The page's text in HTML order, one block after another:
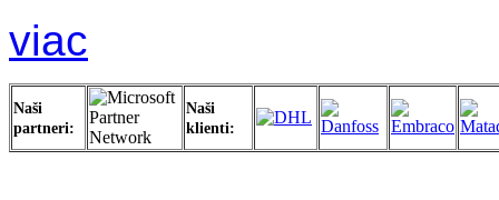
viac
Naši
partneri:
Naši
klienti: